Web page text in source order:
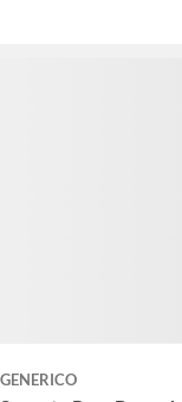
GENERICO